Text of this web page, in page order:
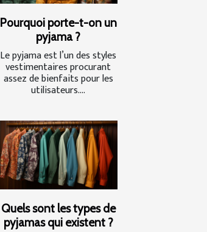
Pourquoi porte-t-on un
pyjama ?
Le pyjama est l’un des styles
vestimentaires procurant
assez de bienfaits pour les
utilisateurs....
Quels sont les types de
pyjamas qui existent ?